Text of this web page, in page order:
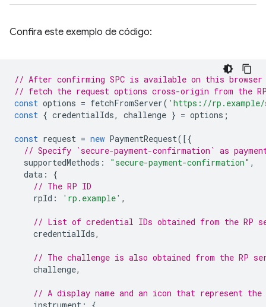
Confira este exemplo de código:
// After confirming SPC is available on this
// fetch the request options cross-origin from the
const options = fetchFromServer( 'https://rp.example/
const { credentialIds, challenge } = options ;
const request = new PaymentRequest([{
// Specify `secure-payment-confirmation` as
supportedMethods : "secure-payment-confirmation" ,
data :
{
// The RP ID
rpId : 'rp.example' ,
// List of credential IDs obtained from the RP
credentialIds,
// The challenge is also obtained from the RP
challenge,
// A display name and an icon that represent the